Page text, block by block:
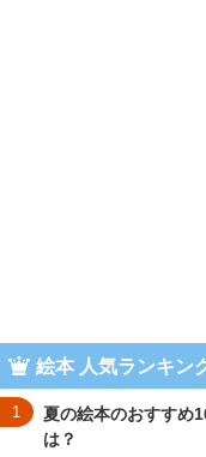
絵本 人気ランキン
1
夏の絵本のおすすめ
は？